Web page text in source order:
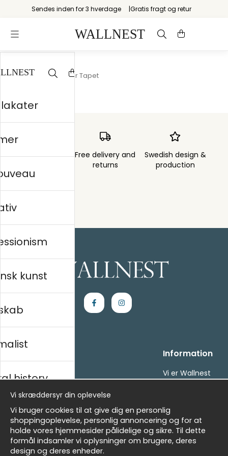
Sendes inden for 3 hverdage Gratis fragt og retur
Startsiden Marmor Tapet
Order sent within Free delivery and
returns
Swedish design &
production
Kontakt os
- Returer och återbetalningar
- Leverans - enkelt, snabbt &amp; gratis
Om cookies
Mine favoritter
Information
Vi er Wallnest
Nyhedsbrev
kunst
history
Vi skræddersyr din oplevelse
Vi bruger cookies til at give dig en personlig
shoppingoplevelse, personlig annoncering og for at
holde vores hjemmesider pålidelige og sikre. Til dette
formål indsamler vi oplysninger om brugere, deres
design og deres enheder.